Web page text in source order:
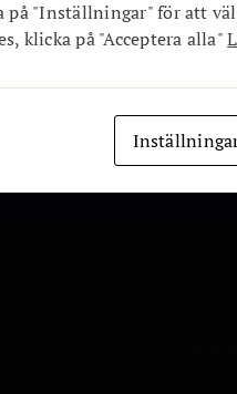
"Inställningar" för att
klicka på "Acceptera alla"